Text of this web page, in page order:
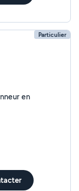
Particulier
en